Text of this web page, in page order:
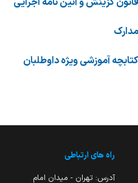
آموزشی ویژه داوطلبان
راه های ارتباطی
آدرس: تهران - میدان امام